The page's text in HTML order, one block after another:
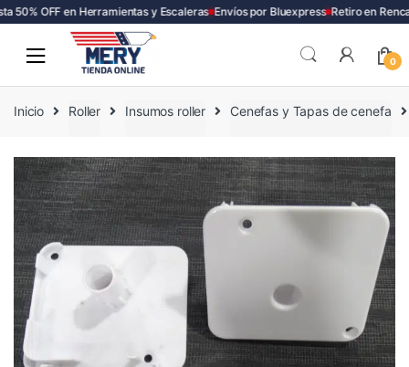
50% OFF en Herramientas y Escaleras Envíos por Bluexpress Retiro en Renca
0
Inicio Roller Insumos roller Cenefas y Tapas de cenefa